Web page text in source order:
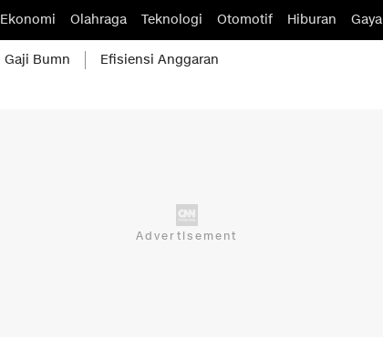
Ekonomi Olahraga Teknologi Otomotif Hiburan
Gaji Bumn Efisiensi Anggaran